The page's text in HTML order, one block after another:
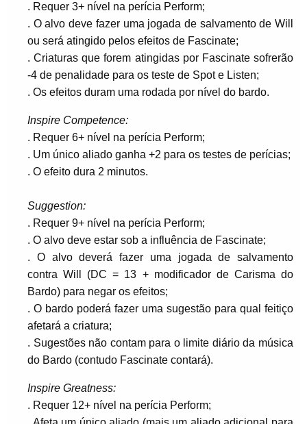
. Requer 3+ nível na perícia Perform;
. O alvo deve fazer uma jogada de salvamento de Will
ou será atingido pelos efeitos de Fascinate;
. Criaturas que forem atingidas por Fascinate sofrerão
-4 de penalidade para os teste de Spot e Listen;
. Os efeitos duram uma rodada por nível do bardo.
Inspire Competence:
. Requer 6+ nível na perícia Perform;
. Um único aliado ganha +2 para os testes de perícias;
. O efeito dura 2 minutos.
Suggestion:
. Requer 9+ nível na perícia Perform;
. O alvo deve estar sob a influência de Fascinate;
. O alvo deverá fazer uma jogada de salvamento
contra Will (DC = 13 + modificador de Carisma do
Bardo) para negar os efeitos;
. O bardo poderá fazer uma sugestão para qual feitiço
afetará a criatura;
. Sugestões não contam para o limite diário da música
do Bardo (contudo Fascinate contará).
Inspire Greatness:
. Requer 12+ nível na perícia Perform;